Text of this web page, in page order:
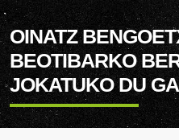
OINATZ
BEOTIBARKO
JOKATUKO DU